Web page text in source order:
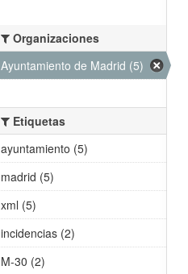
Organizaciones
Ayuntamiento de Madrid (5)
Etiquetas
ayuntamiento (5)
madrid (5)
xml (5)
incidencias (2)
M-30 (2)